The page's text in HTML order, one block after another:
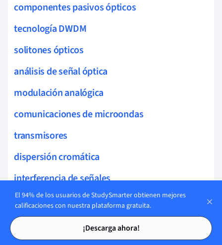
Tarjetas de estudio
Tarjetas de estudio
componentes pasivos ópticos
tecnología DWDM
solitones ópticos
análisis de señal óptica
modulación analógica
comunicaciones de microondas
transmisores
dispersión cromática
interferencia de señales
enrutamiento óptico
DNS
El 94% de los usuarios de StudySmarter obtienen mejores
calificaciones con nuestra plataforma gratuita.
¡Descarga ahora!